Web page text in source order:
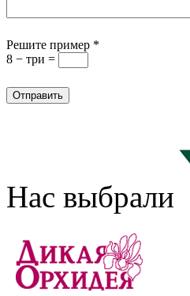
Решите пример *
8 − три =
Нас выбрали